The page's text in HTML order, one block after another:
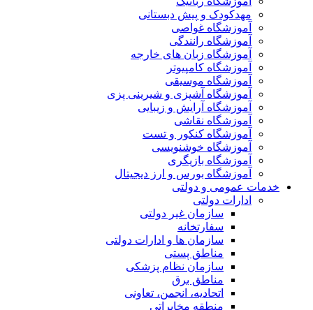
مهدکودک و پیش دبستانی
آموزشگاه غواصی
آموزشگاه رانندگی
آموزشگاه زبان های خارجه
آموزشگاه کامپیوتر
آموزشگاه موسیقی
آموزشگاه آشپزی و شیرینی پزی
آموزشگاه آرایش و زیبایی
آموزشگاه نقاشی
آموزشگاه کنکور و تست
آموزشگاه خوشنویسی
آموزشگاه بازیگری
آموزشگاه بورس و ارز دیجیتال
خدمات عمومی و دولتی
ادارات دولتی
سازمان غیر دولتی
سفارتخانه
سازمان ها و ادارات دولتی
مناطق پستی
سازمان نظام پزشکی
مناطق برق
اتحادیه، انجمن، تعاونی
منطقه مخابراتی